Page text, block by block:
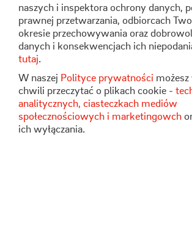
naszych i inspektora ochrony danych,
prawnej przetwarzania, odbiorcach
okresie przechowywania oraz
danych i konsekwencjach ich
tutaj.
W naszej Polityce prywatności
chwili przeczytać o plikach cookie -
analitycznych, ciasteczkach mediów
społecznościowych i marketingowch
ich wyłączania.